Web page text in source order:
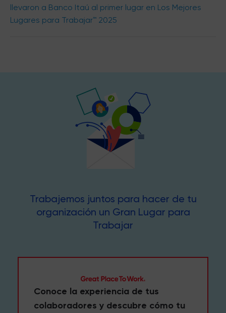
llevaron a Banco Itaú al primer lugar en Los Mejores
Lugares para Trabajar™ 2025
Trabajemos juntos para hacer de tu
organización un Gran Lugar para
Trabajar
Conoce la experiencia de tus
colaboradores y descubre cómo tu